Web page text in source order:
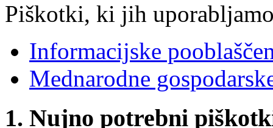
Piškotki, ki jih
Informacijske
Mednarodne
1. Nujno potrebni